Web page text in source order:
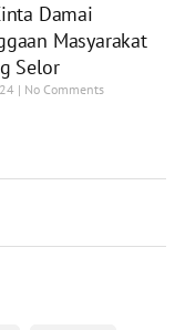
Damai
Masyarakat
Selor
No Comments